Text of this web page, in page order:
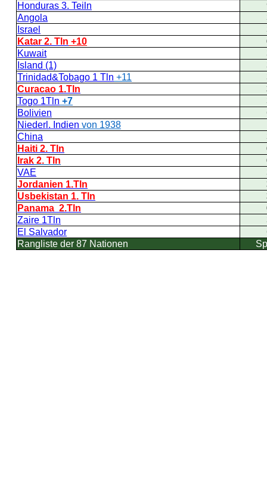
Honduras 3. Teiln
Angola
Israel
Katar 2. Tln +10
Kuwait
Island (1)
Trinidad&Tobago 1 Tln +11
Curacao 1.Tln
Togo 1Tln +7
Bolivien
Niederl. Indien von 1938
China
Haiti 2. Tln
Irak 2. Tln
VAE
Jordanien 1.Tln
Usbekistan 1. Tln
Panama 2.Tln
Zaire 1Tln
El Salvador
Rangliste der 87 Nationen